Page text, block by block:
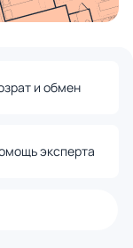
и обмен
эксперта